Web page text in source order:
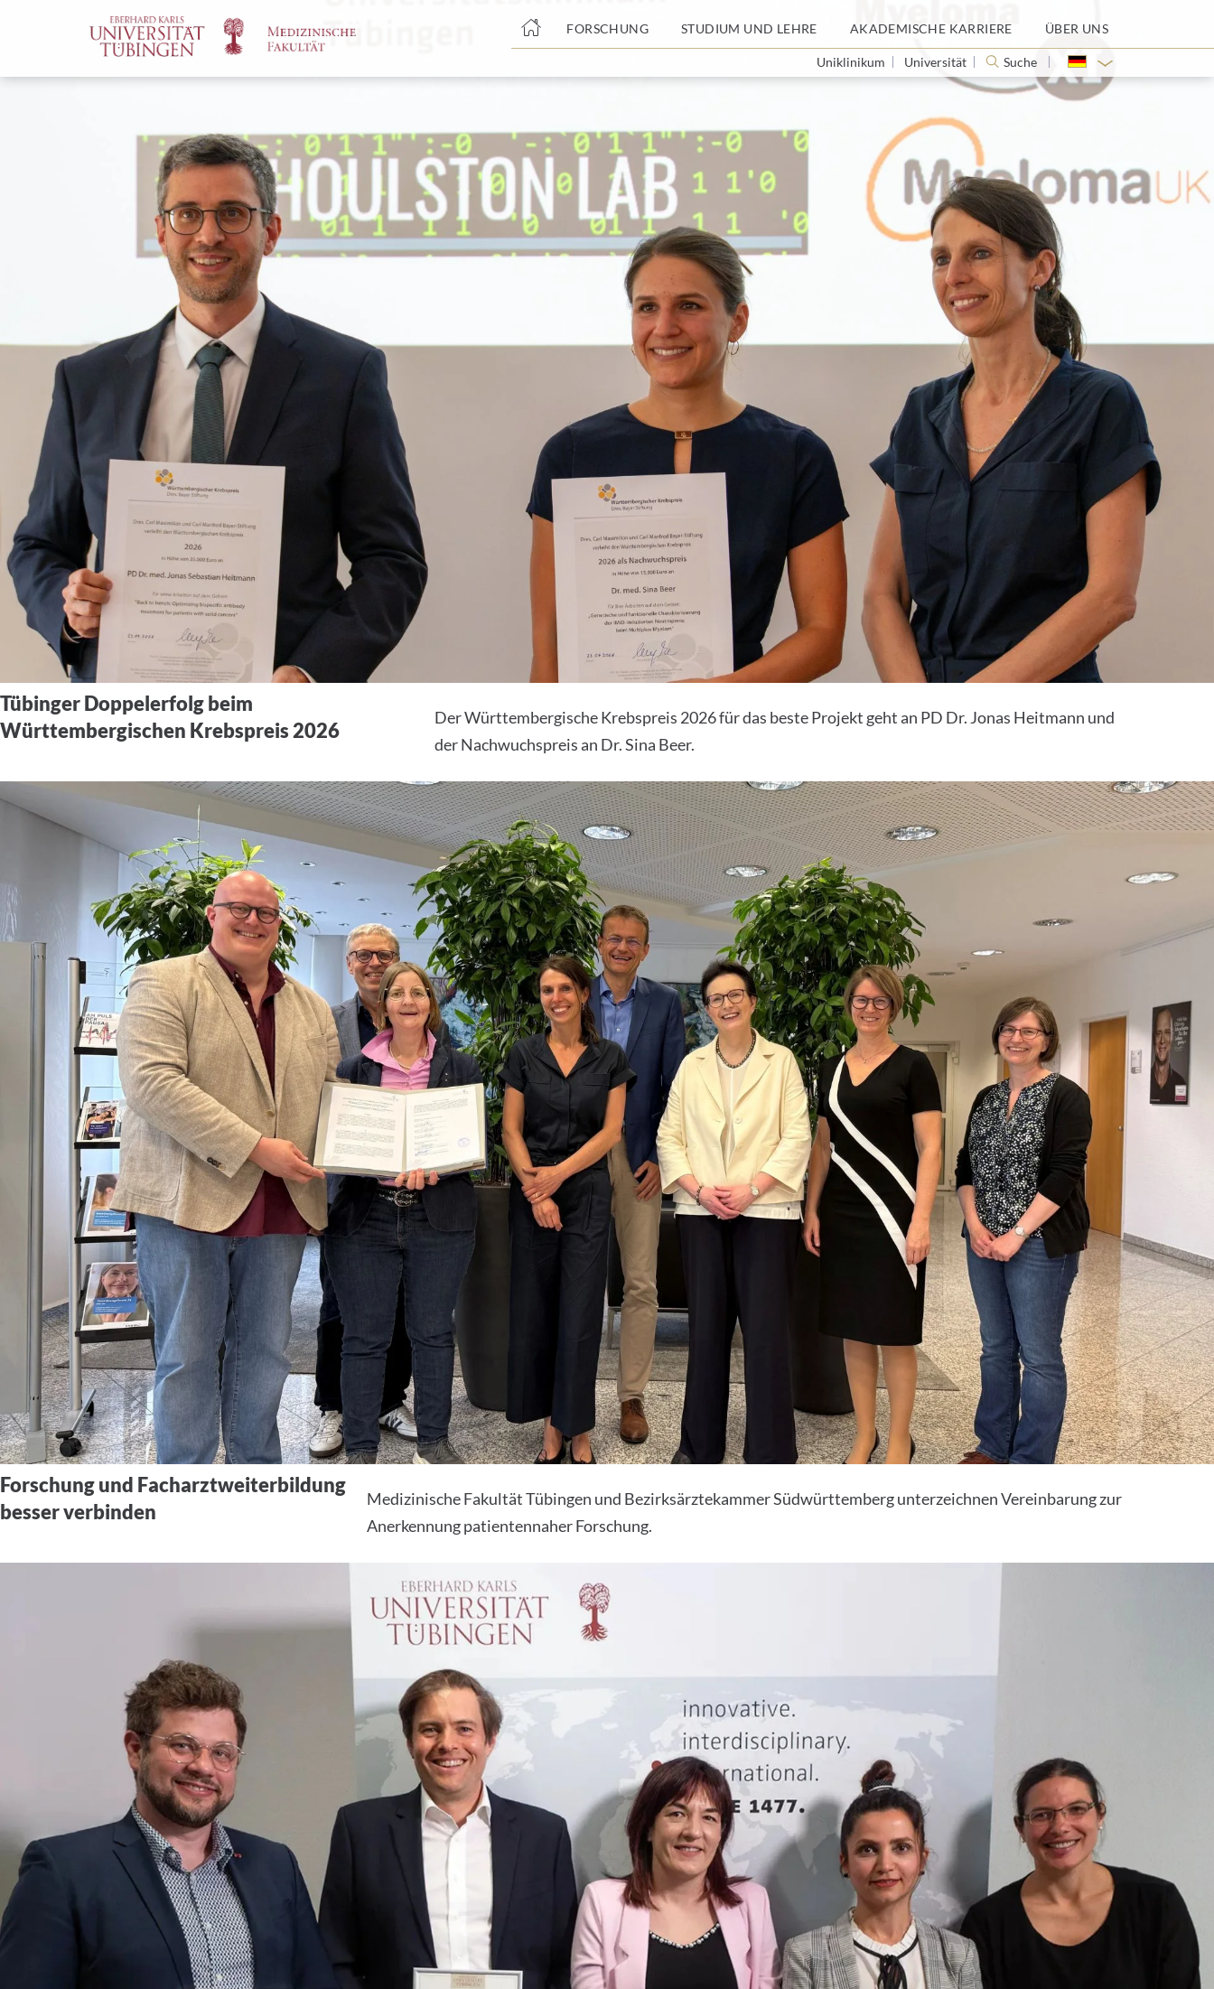
FORSCHUNG STUDIUM UND LEHRE AKADEMISCHE KARRIERE ÜBER UNS
Uniklinikum Universität Suche
Tübinger Doppelerfolg beim
Württembergischen Krebspreis 2026
Der Württembergische Krebspreis 2026 für das beste Projekt geht an PD Dr. Jonas Heitmann und
der Nachwuchspreis an Dr. Sina Beer.
Forschung und Facharztweiterbildung
besser verbinden
Medizinische Fakultät Tübingen und Bezirksärztekammer Südwürttemberg unterzeichnen Vereinbarung zur
Anerkennung patientennaher Forschung.